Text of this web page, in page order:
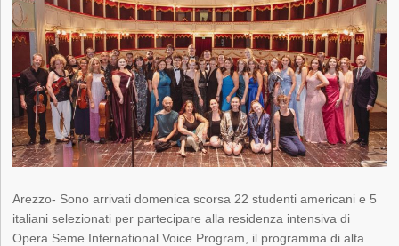
Arezzo- Sono arrivati domenica scorsa 22 studenti americani e 5
italiani selezionati per partecipare alla residenza intensiva di
Opera Seme International Voice Program, il programma di alta